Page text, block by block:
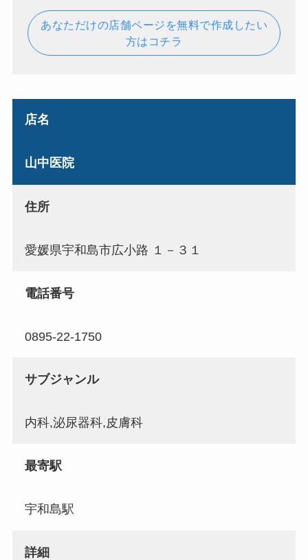
あなただけの店舗ページを無料で作成したい
方はコチラ
店名
山中医院
住所
愛媛県宇和島市広小路 １－３１
電話番号
0895-22-1750
サブジャンル
内科,泌尿器科,皮膚科
最寄駅
宇和島駅
詳細